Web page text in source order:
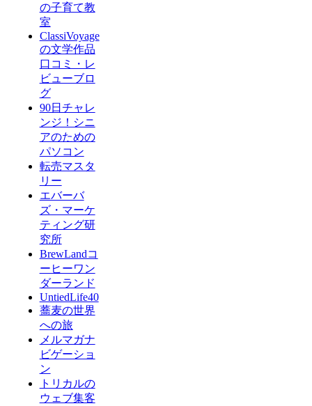
の子育て教
室
ClassiVoyage
の文学作品
口コミ・レ
ビューブロ
グ
90日チャレ
ンジ！シニ
アのための
パソコン
転売マスタ
リー
エバーバ
ズ・マーケ
ティング研
究所
BrewLandコ
ーヒーワン
ダーランド
UntiedLife40
蕎麦の世界
への旅
メルマガナ
ビゲーショ
ン
トリカルの
ウェブ集客